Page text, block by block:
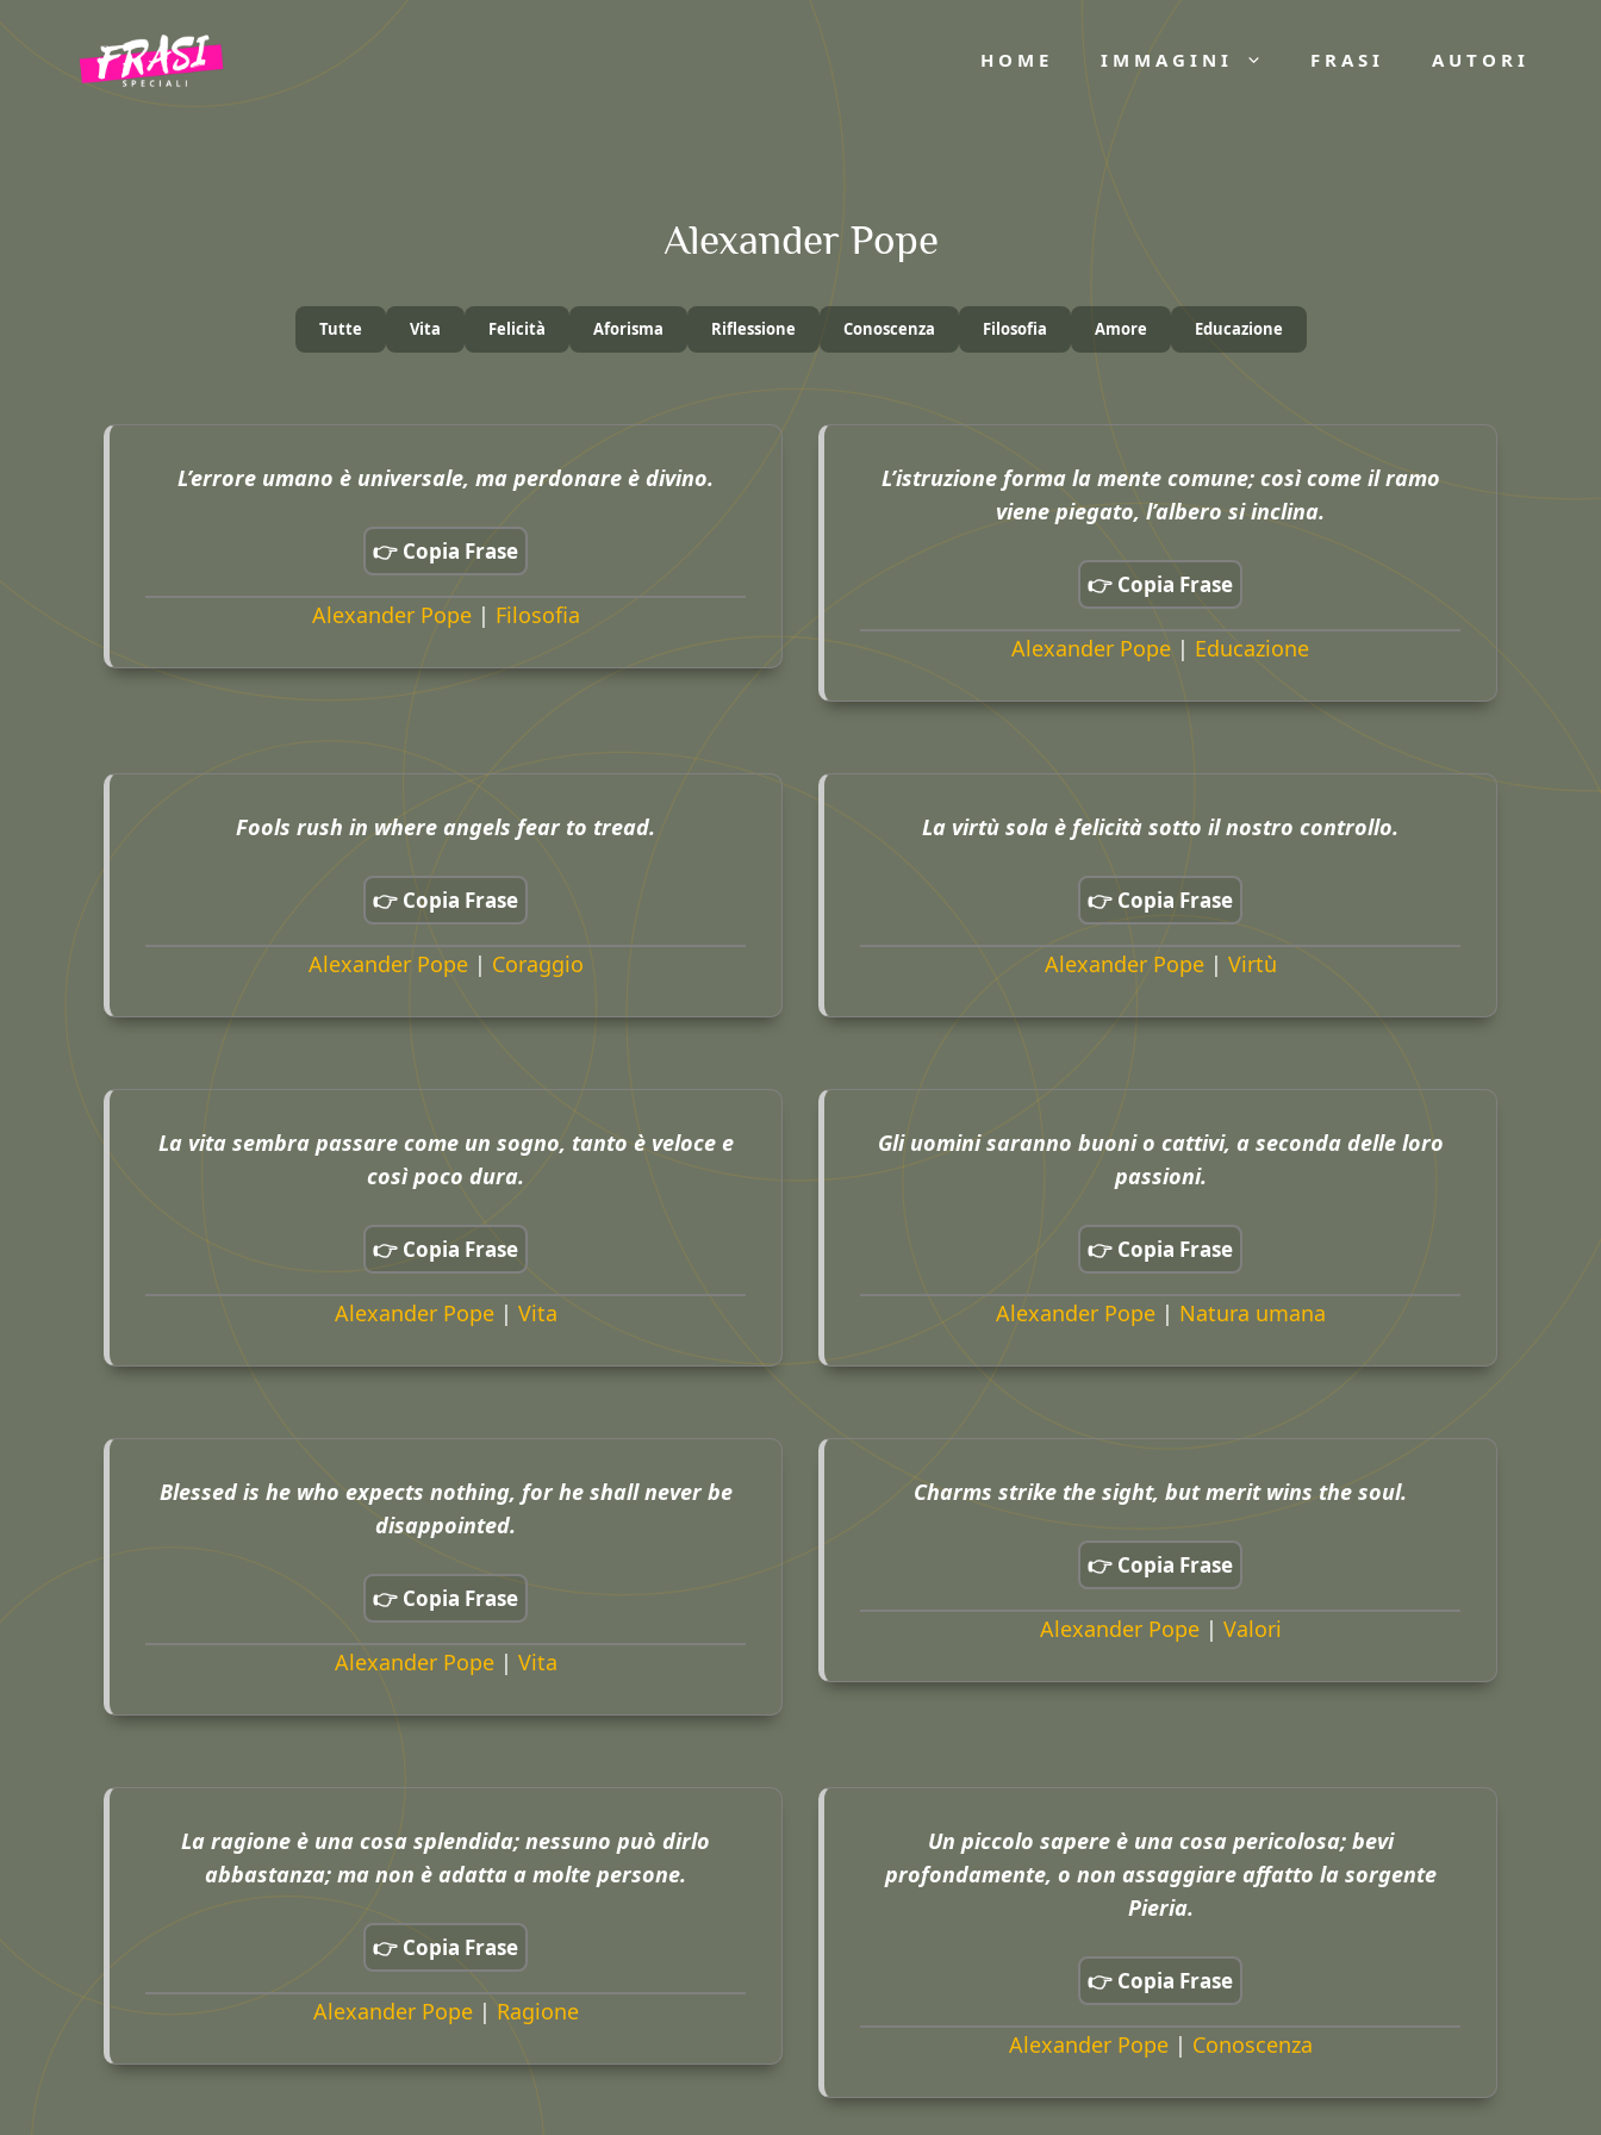
contenuto
HOME IMMAGINI FRASI AUTORI
Alexander Pope
Tutte Vita Felicità Aforisma Riflessione Conoscenza Filosofia Amore Educazione
L’errore umano è universale, ma perdonare è divino.
👉 Copia Frase
Alexander Pope| Filosofia
L’istruzione forma la mente comune; così come il ramo
viene piegato, l’albero si inclina.
👉 Copia Frase
Alexander Pope | Educazione
Fools rush in where angels fear to tread.
👉 Copia Frase
Alexander Pope| Coraggio
La virtù sola è felicità sotto il nostro controllo.
👉 Copia Frase
Alexander Pope| Virtù
La vita sembra passare come un sogno, tanto è veloce e
così poco dura.
👉 Copia Frase
Alexander Pope| Vita
Gli uomini saranno buoni o cattivi, a seconda delle loro
passioni.
👉 Copia Frase
Alexander Pope| Natura umana
Blessed is he who expects nothing, for he shall never be
disappointed.
👉 Copia Frase
Alexander Pope| Vita
Charms strike the sight, but merit wins the soul.
👉 Copia Frase
Alexander Pope| Valori
La ragione è una cosa splendida; nessuno può dirlo
abbastanza; ma non è adatta a molte persone.
👉 Copia Frase
Alexander Pope| Ragione
Un piccolo sapere è una cosa pericolosa; bevi
profondamente, o non assaggiare affatto la sorgente
Pieria.
👉 Copia Frase
Alexander Pope| Conoscenza